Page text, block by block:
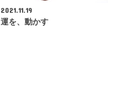
2021.11.19
運を、動かす